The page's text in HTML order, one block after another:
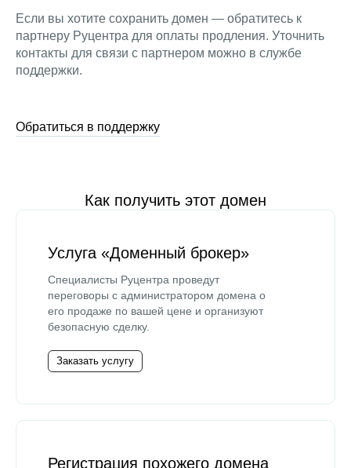
Если вы хотите сохранить домен — обратитесь к
партнеру Руцентра для оплаты продления. Уточнить
контакты для связи с партнером можно в службе
поддержки.
Обратиться в поддержку
Как получить этот домен
Услуга «Доменный брокер»
Специалисты Руцентра проведут
переговоры с администратором домена о
его продаже по вашей цене и организуют
безопасную сделку.
Заказать услугу
Регистрация похожего домена